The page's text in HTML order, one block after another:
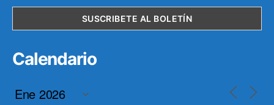
Calendario